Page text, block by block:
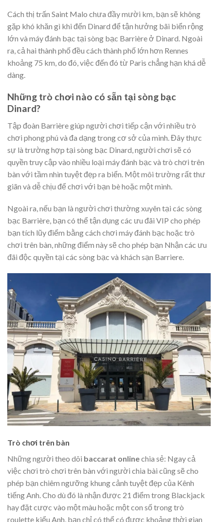
Cách thị trấn Saint Malo chưa đầy mười km, bạn sẽ không
gặp khó khăn gì khi đến Dinard để tận hưởng bãi biển rộng
lớn và máy đánh bạc tại sòng bạc Barrière ở Dinard. Ngoài
ra, cả hai thành phố đều cách thành phố lớn hơn Rennes
khoảng 75 km, do đó, việc đến đó từ Paris chẳng hạn khá dễ
dàng.
Những trò chơi nào có sẵn tại sòng bạc
Dinard?
Tập đoàn Barrière giúp người chơi tiếp cận với nhiều trò
chơi phong phú và đa dạng trong cơ sở của mình. Đây thực
sự là trường hợp tại sòng bạc Dinard, người chơi sẽ có
quyền truy cập vào nhiều loại máy đánh bạc và trò chơi trên
bàn với tầm nhìn tuyệt đẹp ra biển. Một môi trường rất thư
giãn và dễ chịu để chơi với bạn bè hoặc một mình.
Ngoài ra, nếu bạn là người chơi thường xuyên tại các sòng
bạc Barrière, bạn có thể tận dụng các ưu đãi VIP cho phép
bạn tích lũy điểm bằng cách chơi máy đánh bạc hoặc trò
chơi trên bàn, những điểm này sẽ cho phép bạn Nhận các ưu
đãi độc quyền tại các sòng bạc và khách sạn Barriere.
Trò chơi trên bàn
Những người theo dõi baccarat onlinechia sẻ: Ngay cả
việc chơi trò chơi trên bàn với người chia bài cũng sẽ cho
phép bạn chiêm ngưỡng khung cảnh tuyệt đẹp của Kênh
tiếng Anh. Cho dù đó là nhận được 21 điểm trong Blackjack
hay đặt cược vào một màu hoặc một con số trong trò
roulette kiểu Anh, bạn chỉ có thể có được khoảng thời gian